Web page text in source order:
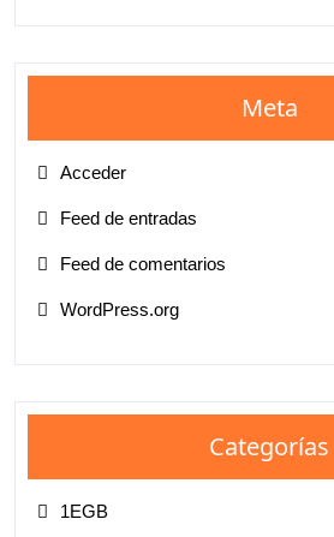
Meta
Acceder
Feed de entradas
Feed de comentarios
WordPress.org
Categorías
1EGB